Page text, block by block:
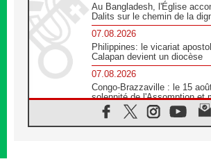
Au Bangladesh, l'Église
Dalits sur le chemin de la
07.08.2026
Philippines: le vicariat
Calapan devient un diocèse
07.08.2026
Congo-Brazzaville : le 15
solennité de l'Assomption et
nationale
07.08.2026